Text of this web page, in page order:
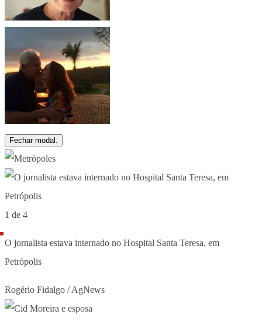
Fechar modal.
1 de 4
O jornalista estava internado no Hospital Santa Teresa, em
Petrópolis
Rogério Fidalgo / AgNews